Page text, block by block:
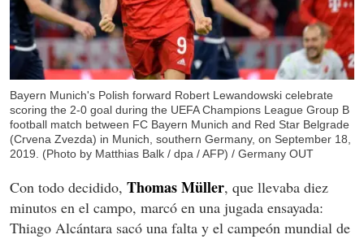
Bayern Munich's Polish forward Robert Lewandowski celebrate
scoring the 2-0 goal during the UEFA Champions League Group B
football match between FC Bayern Munich and Red Star Belgrade
(Crvena Zvezda) in Munich, southern Germany, on September 18,
2019. (Photo by Matthias Balk / dpa / AFP) / Germany OUT
Con todo decidido, Thomas Müller, que llevaba diez
minutos en el campo, marcó en una jugada ensayada:
Thiago Alcántara sacó una falta y el campeón mundial de